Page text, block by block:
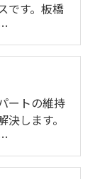
です。板橋
ートの維持
します。